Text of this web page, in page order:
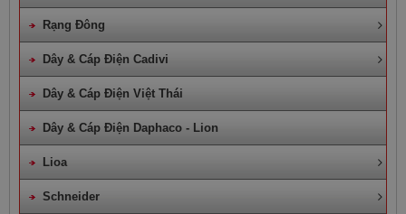
Rạng Đông
Dây & Cáp Điện Cadivi
Dây & Cáp Điện Việt Thái
Dây & Cáp Điện Daphaco - Lion
Lioa
Schneider